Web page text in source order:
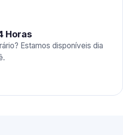
Horas
Estamos disponíveis dia